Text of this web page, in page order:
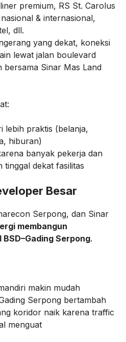
premium, RS St. Carolus
& internasional,
dll.
yang dekat, koneksi
lewat jalan boulevard
bersama Sinar Mas Land
lebih praktis (belanja,
hiburan)
banyak pekerja dan
tinggal dekat fasilitas
Besar
Serpong, dan Sinar
membangun
Serpong.
makin mudah
Serpong bertambah
koridor naik karena traffic
menguat